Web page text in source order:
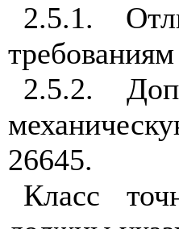
2.5.1.
2.5.2.
26645.
Класс